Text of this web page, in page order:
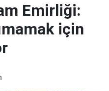
Emirliği:
için